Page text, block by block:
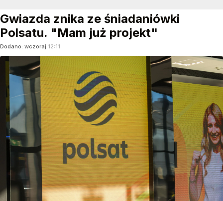
Gwiazda znika ze śniadaniówki
Polsatu. "Mam już projekt"
Dodano: wczoraj 12:11